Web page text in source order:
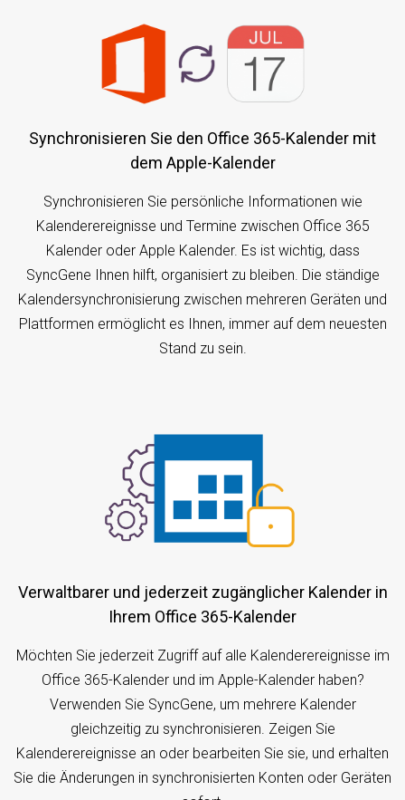
Synchronisieren Sie den Office 365-Kalender mit
dem Apple-Kalender
Synchronisieren Sie persönliche Informationen wie
Kalenderereignisse und Termine zwischen Office 365
Kalender oder Apple Kalender. Es ist wichtig, dass
SyncGene Ihnen hilft, organisiert zu bleiben. Die ständige
Kalendersynchronisierung zwischen mehreren Geräten und
Plattformen ermöglicht es Ihnen, immer auf dem neuesten
Stand zu sein.
Verwaltbarer und jederzeit zugänglicher Kalender in
Ihrem Office 365-Kalender
Möchten Sie jederzeit Zugriff auf alle Kalenderereignisse im
Office 365-Kalender und im Apple-Kalender haben?
Verwenden Sie SyncGene, um mehrere Kalender
gleichzeitig zu synchronisieren. Zeigen Sie
Kalenderereignisse an oder bearbeiten Sie sie, und erhalten
Sie die Änderungen in synchronisierten Konten oder Geräten